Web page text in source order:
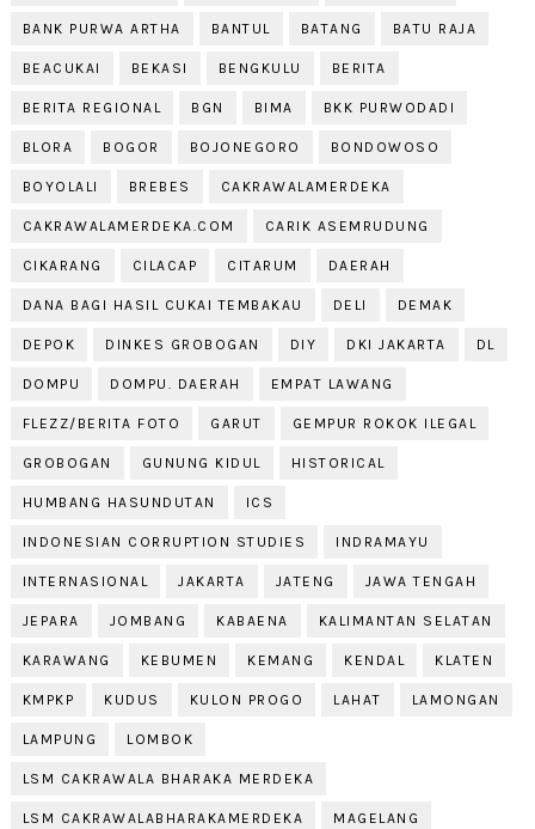
BANK PURWA ARTHA BANTUL BATANG BATU RAJA
BEACUKAI BEKASI BENGKULU BERITA
BERITA REGIONAL BGN BIMA BKK PURWODADI
BLORA BOGOR BOJONEGORO BONDOWOSO
BOYOLALI BREBES CAKRAWALAMERDEKA
CAKRAWALAMERDEKA.COM CARIK ASEMRUDUNG
CIKARANG CILACAP CITARUM DAERAH
DANA BAGI HASIL CUKAI TEMBAKAU DELI DEMAK
DEPOK DINKES GROBOGAN DIY DKI JAKARTA DL
DOMPU DOMPU. DAERAH EMPAT LAWANG
FLEZZ/BERITA FOTO GARUT GEMPUR ROKOK ILEGAL
GROBOGAN GUNUNG KIDUL HISTORICAL
HUMBANG HASUNDUTAN ICS
INDONESIAN CORRUPTION STUDIES INDRAMAYU
INTERNASIONAL JAKARTA JATENG JAWA TENGAH
JEPARA JOMBANG KABAENA KALIMANTAN SELATAN
KARAWANG KEBUMEN KEMANG KENDAL KLATEN
KMPKP KUDUS KULON PROGO LAHAT LAMONGAN
LAMPUNG LOMBOK
LSM CAKRAWALA BHARAKA MERDEKA
LSM CAKRAWALABHARAKAMERDEKA MAGELANG